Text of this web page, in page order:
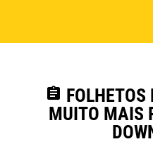
assignment FOLHETOS
MUITO MAIS